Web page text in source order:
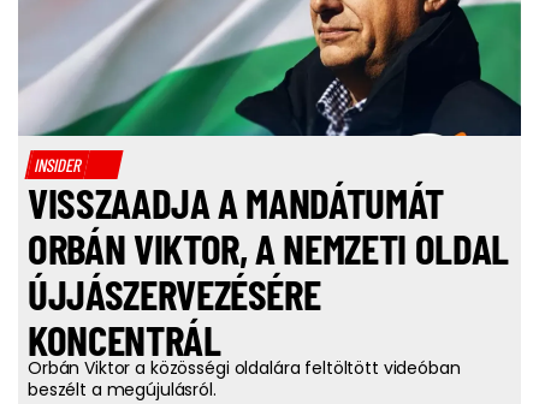
INSIDER
VISSZAADJA A MANDÁTUMÁT
ORBÁN VIKTOR, A NEMZETI OLDAL
ÚJJÁSZERVEZÉSÉRE
KONCENTRÁL
Orbán Viktor a közösségi oldalára feltöltött videóban
beszélt a megújulásról.